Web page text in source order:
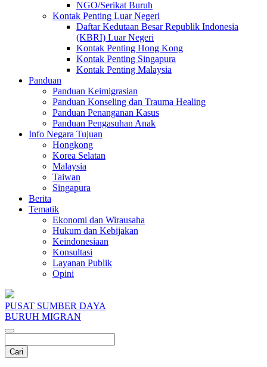
NGO/Serikat Buruh
Kontak Penting Luar Negeri
Daftar Kedutaan Besar Republik Indonesia
(KBRI) Luar Negeri
Kontak Penting Hong Kong
Kontak Penting Singapura
Kontak Penting Malaysia
Panduan
Panduan Keimigrasian
Panduan Konseling dan Trauma Healing
Panduan Penanganan Kasus
Panduan Pengasuhan Anak
Info Negara Tujuan
Hongkong
Korea Selatan
Malaysia
Taiwan
Singapura
Berita
Tematik
Ekonomi dan Wirausaha
Hukum dan Kebijakan
Keindonesiaan
Konsultasi
Layanan Publik
Opini
PUSAT SUMBER DAYA
BURUH MIGRAN